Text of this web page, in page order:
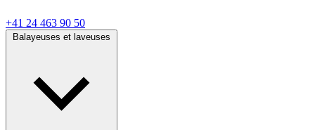
+41 24 463 90 50